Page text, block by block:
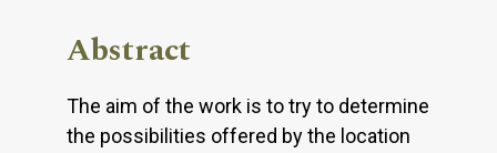
Abstract
The aim of the work is to try to determine
the possibilities offered by the location